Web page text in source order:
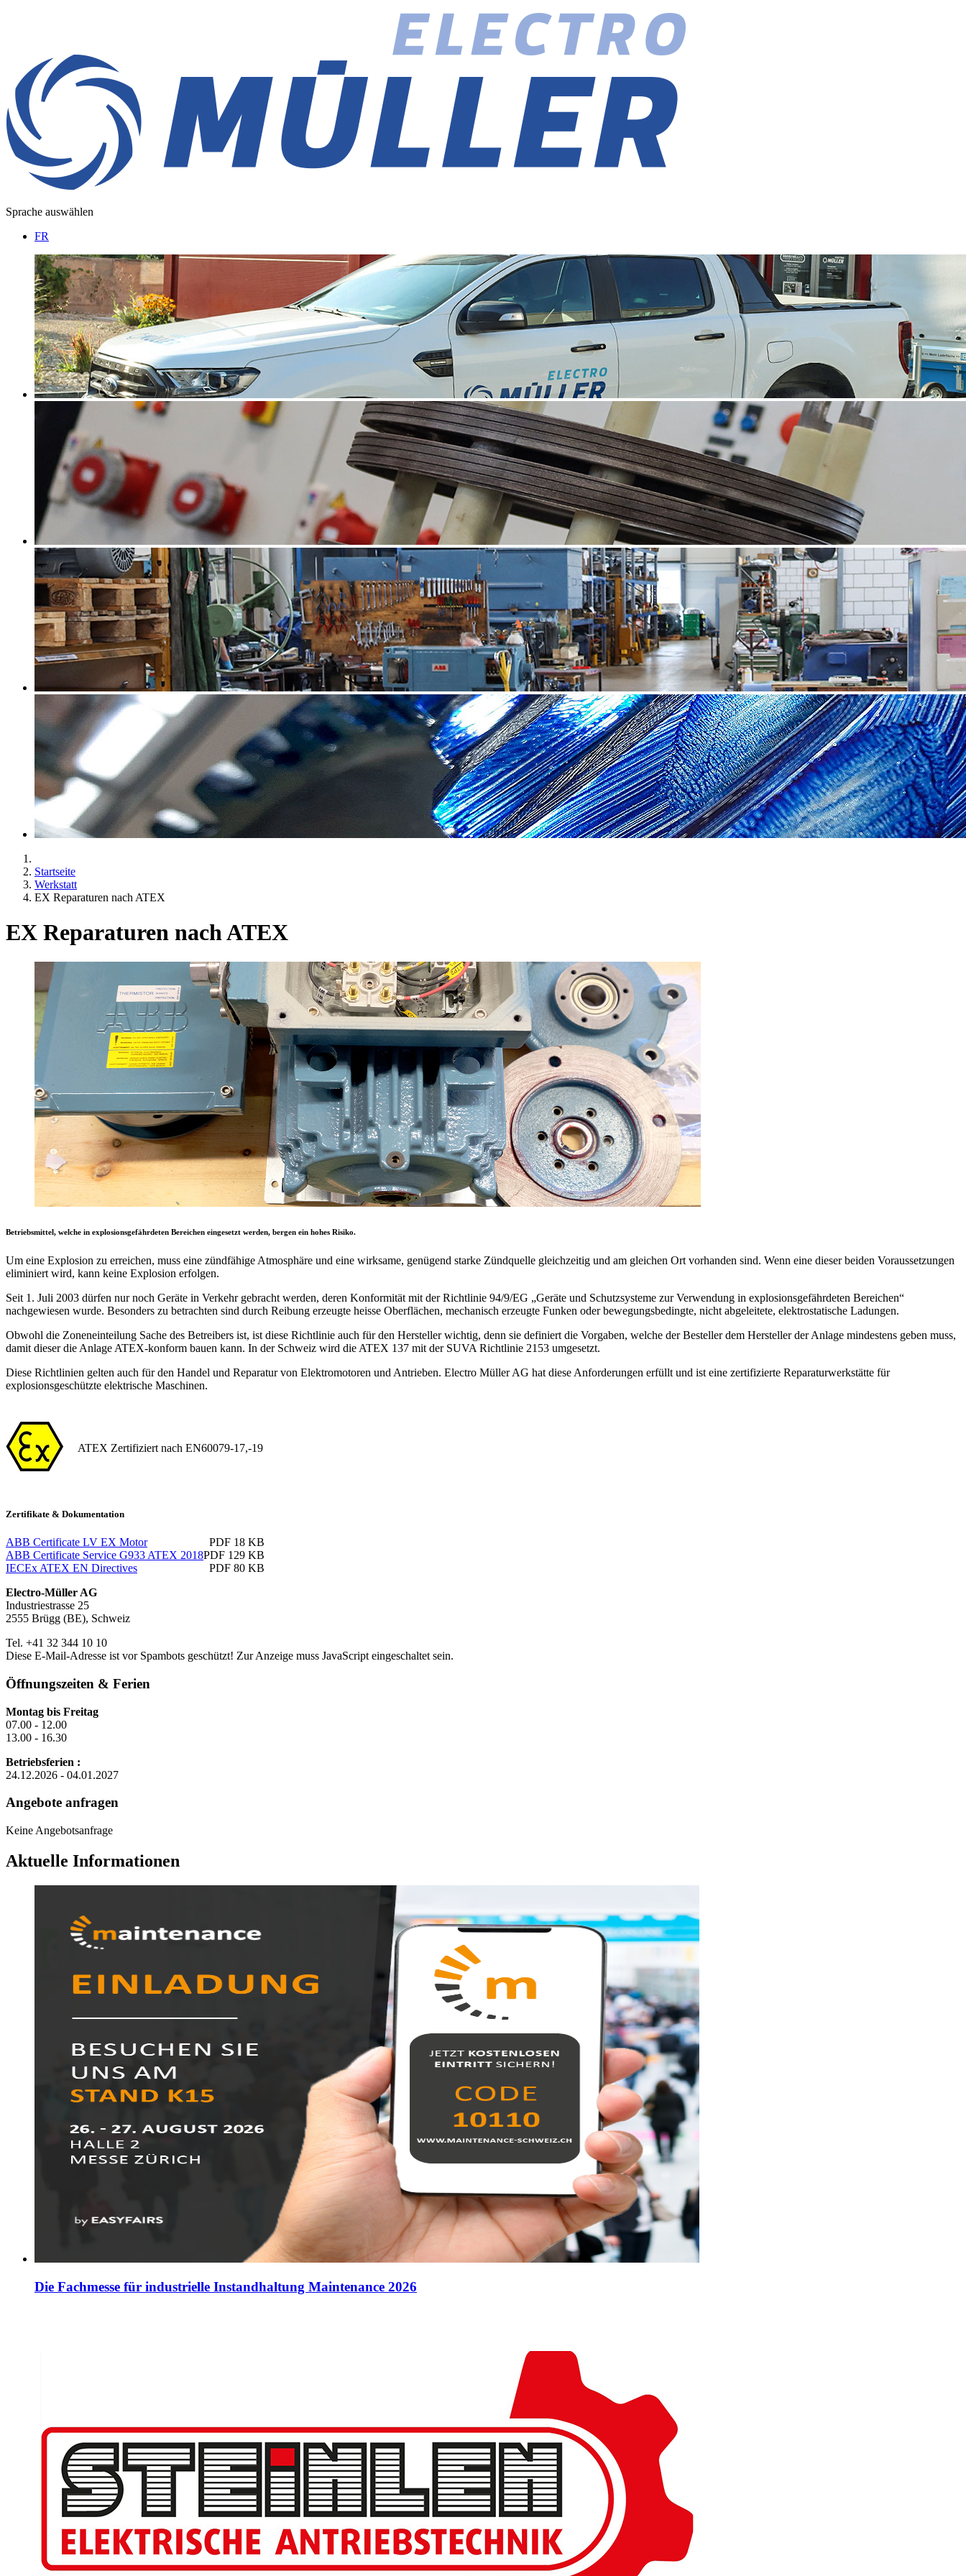
Sprache auswählen
FR
Startseite
Werkstatt
EX Reparaturen nach ATEX
EX Reparaturen nach ATEX
Betriebsmittel, welche in explosionsgefährdeten Bereichen eingesetzt werden, bergen ein hohes Risiko.
Um eine Explosion zu erreichen, muss eine zündfähige Atmosphäre und eine wirksame, genügend starke Zündquelle gleichzeitig und am gleichen Ort vorhanden sind. Wenn eine dieser beiden Voraussetzungen
eliminiert wird, kann keine Explosion erfolgen.
Seit 1. Juli 2003 dürfen nur noch Geräte in Verkehr gebracht werden, deren Konformität mit der Richtlinie 94/9/EG „Geräte und Schutzsysteme zur Verwendung in explosionsgefährdeten Bereichen“
nachgewiesen wurde. Besonders zu betrachten sind durch Reibung erzeugte heisse Oberflächen, mechanisch erzeugte Funken oder bewegungsbedingte, nicht abgeleitete, elektrostatische Ladungen.
Obwohl die Zoneneinteilung Sache des Betreibers ist, ist diese Richtlinie auch für den Hersteller wichtig, denn sie definiert die Vorgaben, welche der Besteller dem Hersteller der Anlage mindestens geben muss,
damit dieser die Anlage ATEX-konform bauen kann. In der Schweiz wird die ATEX 137 mit der SUVA Richtlinie 2153 umgesetzt.
Diese Richtlinien gelten auch für den Handel und Reparatur von Elektromotoren und Antrieben. Electro Müller AG hat diese Anforderungen erfüllt und ist eine zertifizierte Reparaturwerkstätte für
explosionsgeschützte elektrische Maschinen.
ATEX Zertifiziert nach EN60079-17,-19
Zertifikate & Dokumentation
ABB Certificate LV EX Motor
PDF 18 KB
ABB Certificate Service G933 ATEX 2018PDF 129 KB
IECEx ATEX EN Directives
PDF 80 KB
Electro-Müller AG
Industriestrasse 25
2555 Brügg (BE), Schweiz
Tel. +41 32 344 10 10
Diese E-Mail-Adresse ist vor Spambots geschützt! Zur Anzeige muss JavaScript eingeschaltet sein.
Öffnungszeiten & Ferien
Montag bis Freitag
07.00 - 12.00
13.00 - 16.30
Betriebsferien :
24.12.2026 - 04.01.2027
Angebote anfragen
Keine Angebotsanfrage
Aktuelle Informationen
Die Fachmesse für industrielle Instandhaltung Maintenance 2026